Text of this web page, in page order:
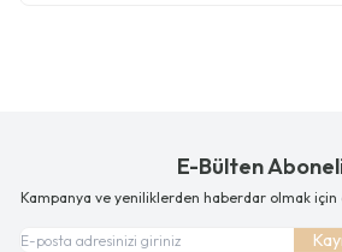
E-Bülten
Kampanya ve yeniliklerden haberdar olmak